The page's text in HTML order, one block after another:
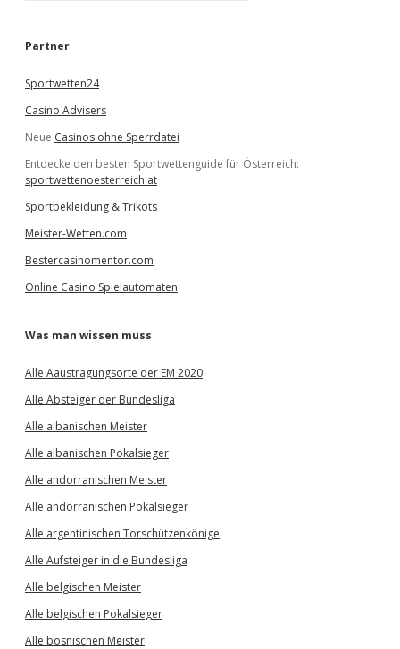
e
Partner
Sportwetten24
Casino Advisers
Neue Casinos ohne Sperrdatei
Entdecke den besten Sportwettenguide für Österreich:
sportwettenoesterreich.at
Sportbekleidung & Trikots
Meister-Wetten.com
Bestercasinomentor.com
Online Casino Spielautomaten
Was man wissen muss
Alle Aaustragungsorte der EM 2020
Alle Absteiger der Bundesliga
Alle albanischen Meister
Alle albanischen Pokalsieger
Alle andorranischen Meister
Alle andorranischen Pokalsieger
Alle argentinischen Torschützenkönige
Alle Aufsteiger in die Bundesliga
Alle belgischen Meister
Alle belgischen Pokalsieger
Alle bosnischen Meister